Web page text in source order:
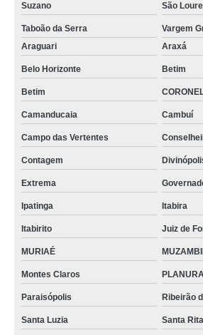
reator químico de vidro cotação Tijucas do Sul
busco por reator encamisado de vidro
onde comprar reator de vidro para laboratório
busco por reator vidro encamisado Doutor
busco por reator vidro encamisado Barra Mansa
busco por reator encamisado de vidro Sobradinho
reator encamisado de vidro Contenda
onde comprar reator vidro encamisado
reator químico de vidro cotação Samambaia
busco por reator de vidro para laboratório Santa
busco por reator em vidro Santa Maria da Vitória
reator encamisado de vidro Cajamar
Suzano São
Taboão da Serra
Vargem
Araguari
Araxá
Belo Horizonte Betim
Betim
Camanducaia Cambuí
Campo das Vertentes
Contagem
Extrema
Ipatinga Itabira
Itabirito Juiz de
MURIAÉ
Montes Claros
Paraisópolis Ribeirão
Santa Luzia Santa